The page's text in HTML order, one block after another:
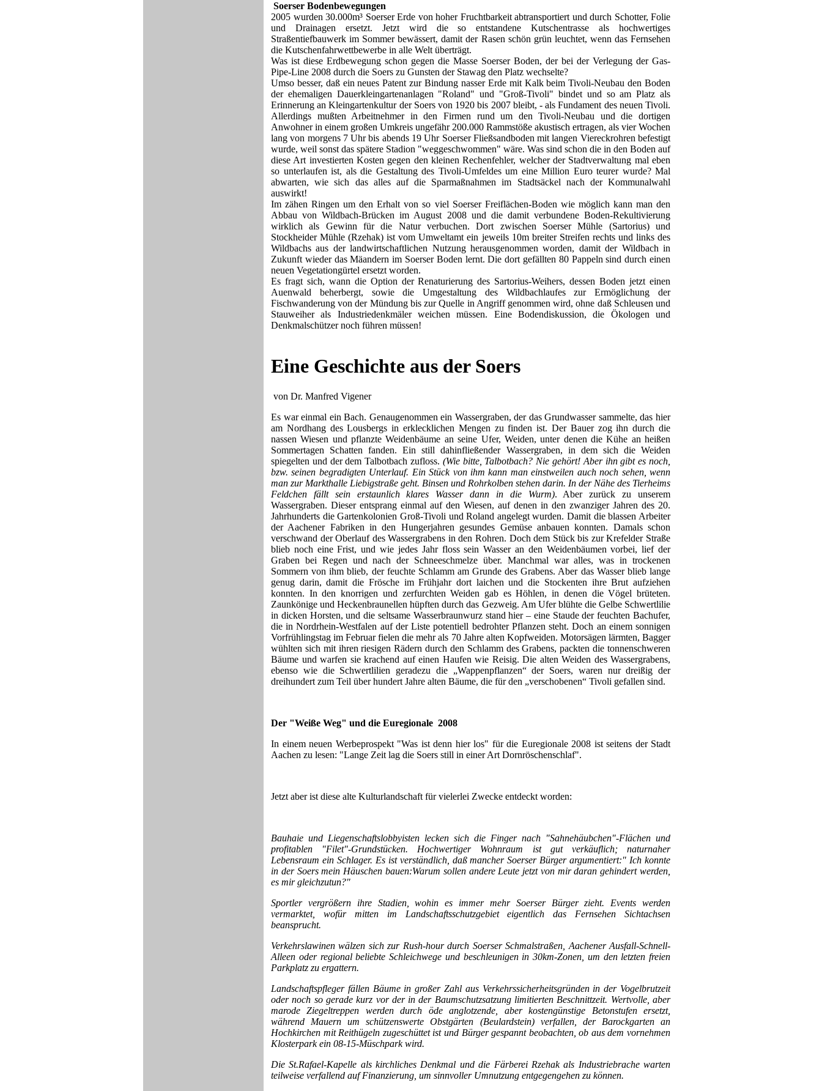
Soerser Bodenbewegungen
2005 wurden 30.000m³ Soerser Erde von hoher Fruchtbarkeit abtransportiert und durch Schotter, Folie
und Drainagen ersetzt. Jetzt wird die so entstandene Kutschentrasse als hochwertiges
Straßentiefbauwerk im Sommer bewässert, damit der Rasen schön grün leuchtet, wenn das Fernsehen
die Kutschenfahrwettbewerbe in alle Welt überträgt.
Was ist diese Erdbewegung schon gegen die Masse Soerser Boden, der bei der Verlegung der Gas-
Pipe-Line 2008 durch die Soers zu Gunsten der Stawag den Platz wechselte?
Umso besser, daß ein neues Patent zur Bindung nasser Erde mit Kalk beim Tivoli-Neubau den Boden
der ehemaligen Dauerkleingartenanlagen "Roland" und "Groß-Tivoli" bindet und so am Platz als
Erinnerung an Kleingartenkultur der Soers von 1920 bis 2007 bleibt, - als Fundament des neuen Tivoli.
Allerdings mußten Arbeitnehmer in den Firmen rund um den Tivoli-Neubau und die dortigen
Anwohner in einem großen Umkreis ungefähr 200.000 Rammstöße akustisch ertragen, als vier Wochen
lang von morgens 7 Uhr bis abends 19 Uhr Soerser Fließsandboden mit langen Viereckrohren befestigt
wurde, weil sonst das spätere Stadion "weggeschwommen" wäre. Was sind schon die in den Boden auf
diese Art investierten Kosten gegen den kleinen Rechenfehler, welcher der Stadtverwaltung mal eben
so unterlaufen ist, als die Gestaltung des Tivoli-Umfeldes um eine Million Euro teurer wurde? Mal
abwarten, wie sich das alles auf die Sparmaßnahmen im Stadtsäckel nach der Kommunalwahl
auswirkt!
Im zähen Ringen um den Erhalt von so viel Soerser Freiflächen-Boden wie möglich kann man den
Abbau von Wildbach-Brücken im August 2008 und die damit verbundene Boden-Rekultivierung
wirklich als Gewinn für die Natur verbuchen. Dort zwischen Soerser Mühle (Sartorius) und
Stockheider Mühle (Rzehak) ist vom Umweltamt ein jeweils 10m breiter Streifen rechts und links des
Wildbachs aus der landwirtschaftlichen Nutzung herausgenommen worden, damit der Wildbach in
Zukunft wieder das Mäandern im Soerser Boden lernt. Die dort gefällten 80 Pappeln sind durch einen
neuen Vegetationgürtel ersetzt worden.
Es fragt sich, wann die Option der Renaturierung des Sartorius-Weihers, dessen Boden jetzt einen
Auenwald beherbergt, sowie die Umgestaltung des Wildbachlaufes zur Ermöglichung der
Fischwanderung von der Mündung bis zur Quelle in Angriff genommen wird, ohne daß Schleusen und
Stauweiher als Industriedenkmäler weichen müssen. Eine Bodendiskussion, die Ökologen und
Denkmalschützer noch führen müssen!
Eine Geschichte aus der Soers
von Dr. Manfred Vigener
Es war einmal ein Bach. Genaugenommen ein Wassergraben, der das Grundwasser sammelte, das hier
am Nordhang des Lousbergs in erklecklichen Mengen zu finden ist. Der Bauer zog ihn durch die
nassen Wiesen und pflanzte Weidenbäume an seine Ufer, Weiden, unter denen die Kühe an heißen
Sommertagen Schatten fanden. Ein still dahinfließender Wassergraben, in dem sich die Weiden
spiegelten und der dem Talbotbach zufloss. (Wie bitte, Talbotbach? Nie gehört! Aber ihn gibt es noch,
bzw. seinen begradigten Unterlauf. Ein Stück von ihm kann man einstweilen auch noch sehen, wenn
man zur Markthalle Liebigstraße geht. Binsen und Rohrkolben stehen darin. In der Nähe des Tierheims
Feldchen fällt sein erstaunlich klares Wasser dann in die Wurm). Aber zurück zu unserem
Wassergraben. Dieser entsprang einmal auf den Wiesen, auf denen in den zwanziger Jahren des 20.
Jahrhunderts die Gartenkolonien Groß-Tivoli und Roland angelegt wurden. Damit die blassen Arbeiter
der Aachener Fabriken in den Hungerjahren gesundes Gemüse anbauen konnten. Damals schon
verschwand der Oberlauf des Wassergrabens in den Rohren. Doch dem Stück bis zur Krefelder Straße
blieb noch eine Frist, und wie jedes Jahr floss sein Wasser an den Weidenbäumen vorbei, lief der
Graben bei Regen und nach der Schneeschmelze über. Manchmal war alles, was in trockenen
Sommern von ihm blieb, der feuchte Schlamm am Grunde des Grabens. Aber das Wasser blieb lange
genug darin, damit die Frösche im Frühjahr dort laichen und die Stockenten ihre Brut aufziehen
konnten. In den knorrigen und zerfurchten Weiden gab es Höhlen, in denen die Vögel brüteten.
Zaunkönige und Heckenbraunellen hüpften durch das Gezweig. Am Ufer blühte die Gelbe Schwertlilie
in dicken Horsten, und die seltsame Wasserbraunwurz stand hier – eine Staude der feuchten Bachufer,
die in Nordrhein-Westfalen auf der Liste potentiell bedrohter Pflanzen steht. Doch an einem sonnigen
Vorfrühlingstag im Februar fielen die mehr als 70 Jahre alten Kopfweiden. Motorsägen lärmten, Bagger
wühlten sich mit ihren riesigen Rädern durch den Schlamm des Grabens, packten die tonnenschweren
Bäume und warfen sie krachend auf einen Haufen wie Reisig. Die alten Weiden des Wassergrabens,
ebenso wie die Schwertlilien geradezu die „Wappenpflanzen“ der Soers, waren nur dreißig der
dreihundert zum Teil über hundert Jahre alten Bäume, die für den „verschobenen“ Tivoli gefallen sind.
Der "Weiße Weg" und die Euregionale 2008
In einem neuen Werbeprospekt "Was ist denn hier los" für die Euregionale 2008 ist seitens der Stadt
Aachen zu lesen: "Lange Zeit lag die Soers still in einer Art Dornröschenschlaf".
Jetzt aber ist diese alte Kulturlandschaft für vielerlei Zwecke entdeckt worden:
Bauhaie und Liegenschaftslobbyisten lecken sich die Finger nach "Sahnehäubchen"-Flächen und
profitablen "Filet"-Grundstücken. Hochwertiger Wohnraum ist gut verkäuflich; naturnaher
Lebensraum ein Schlager. Es ist verständlich, daß mancher Soerser Bürger argumentiert:" Ich konnte
in der Soers mein Häuschen bauen:Warum sollen andere Leute jetzt von mir daran gehindert werden,
es mir gleichzutun?"
Sportler vergrößern ihre Stadien, wohin es immer mehr Soerser Bürger zieht. Events werden
vermarktet, wofür mitten im Landschaftsschutzgebiet eigentlich das Fernsehen Sichtachsen
beansprucht.
Verkehrslawinen wälzen sich zur Rush-hour durch Soerser Schmalstraßen, Aachener Ausfall-Schnell-
Alleen oder regional beliebte Schleichwege und beschleunigen in 30km-Zonen, um den letzten freien
Parkplatz zu ergattern.
Landschaftspfleger fällen Bäume in großer Zahl aus Verkehrssicherheitsgründen in der Vogelbrutzeit
oder noch so gerade kurz vor der in der Baumschutzsatzung limitierten Beschnittzeit. Wertvolle, aber
marode Ziegeltreppen werden durch öde anglotzende, aber kostengünstige Betonstufen ersetzt,
während Mauern um schützenswerte Obstgärten (Beulardstein) verfallen, der Barockgarten an
Hochkirchen mit Reithügeln zugeschüttet ist und Bürger gespannt beobachten, ob aus dem vornehmen
Klosterpark ein 08-15-Müschpark wird.
Die St.Rafael-Kapelle als kirchliches Denkmal und die Färberei Rzehak als Industriebrache warten
teilweise verfallend auf Finanzierung, um sinnvoller Umnutzung entgegengehen zu können.